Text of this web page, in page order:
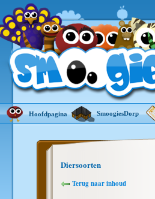
Hoofdpagina SmoogiesDorp
Diersoorten
Terug naar inhoud